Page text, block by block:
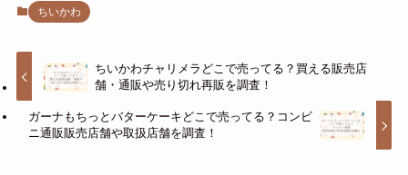
ちいかわ
ちいかわチャリメラどこで売ってる？買える販売店
舗・通販や売り切れ再販を調査！
ガーナもちっとバターケーキどこで売ってる？コンビ
ニ通販販売店舗や取扱店舗を調査！